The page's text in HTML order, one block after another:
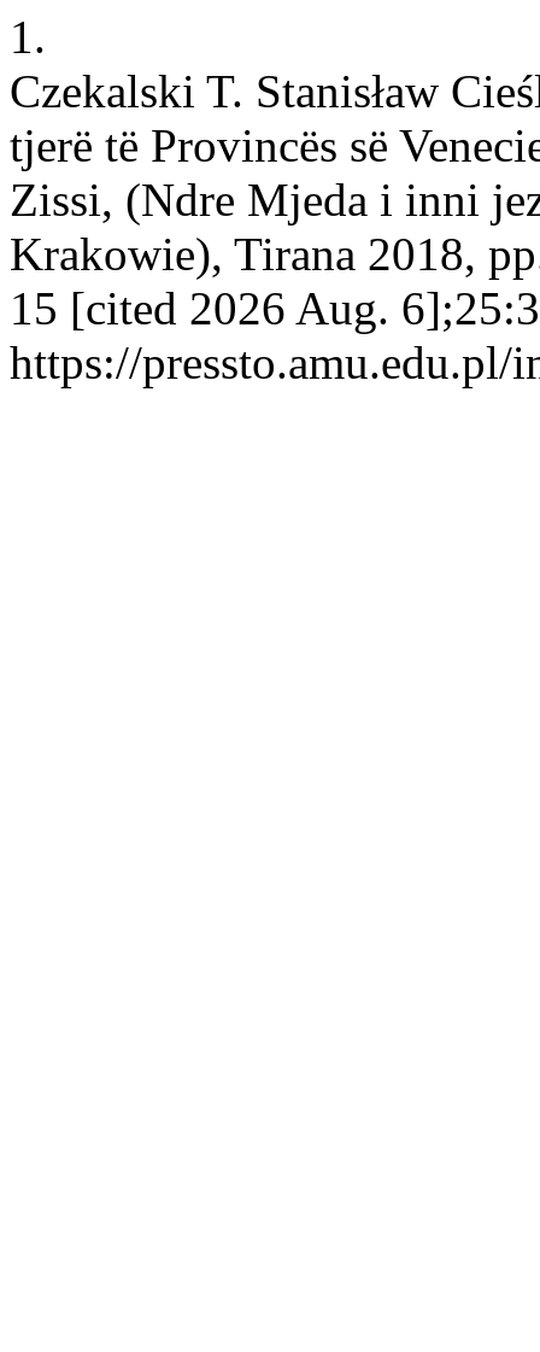
1.
Czekalski T. Stanisław
tjerë të Provincës së
Zissi, (Ndre Mjeda i inni
Krakowie), Tirana 2018,
15 [cited 2026 Aug.
https://